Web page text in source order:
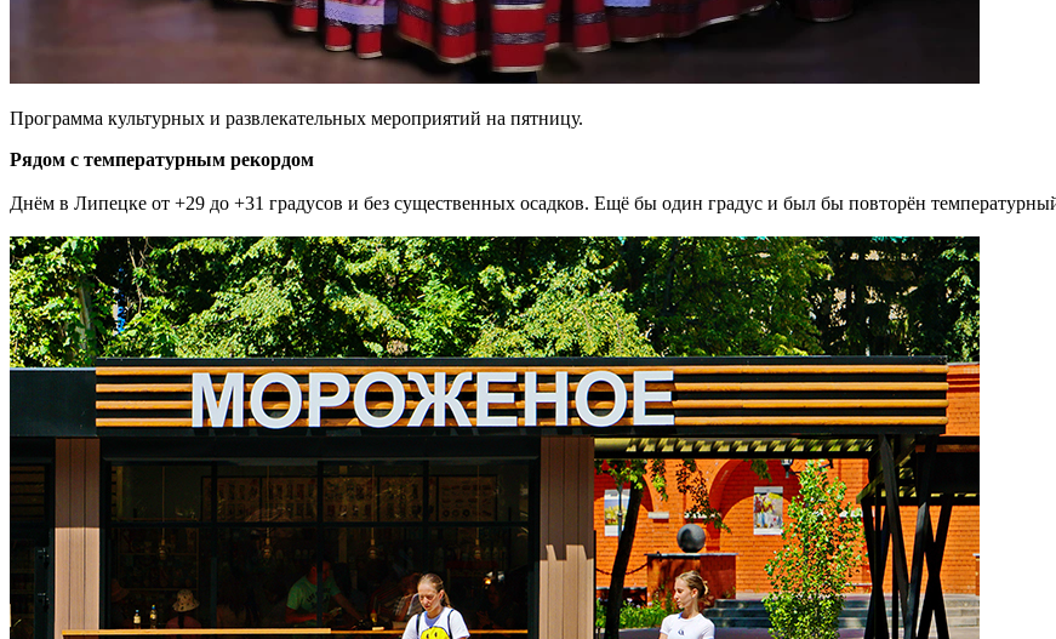
Программа культурных и развлекательных мероприятий на пятницу.
Рядом с температурным рекордом
Днём в Липецке от +29 до +31 градусов и без существенных осадков. Ещё бы один градус и был бы повторён